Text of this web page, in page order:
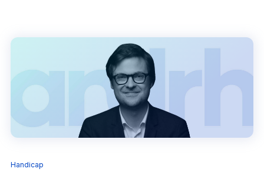
l’inclusion n’avance jamais seule, elle se construit en
mouvement, avec les autres.
Handicap